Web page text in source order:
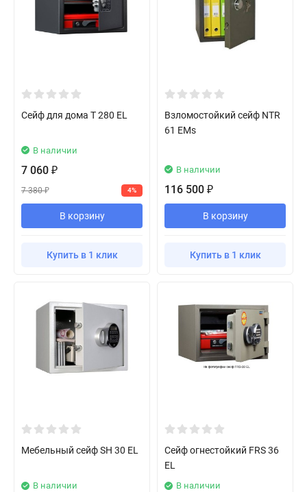
Сейф для дома T 280 EL
В наличии
7 060 ₽
7 380₽ 4%
В корзину
Купить в 1 клик
Взломостойкий сейф NTR
61 EMs
В наличии
116 500 ₽
В корзину
Купить в 1 клик
Мебельный сейф SH 30 EL
В наличии
Сейф огнестойкий FRS 36
EL
В наличии